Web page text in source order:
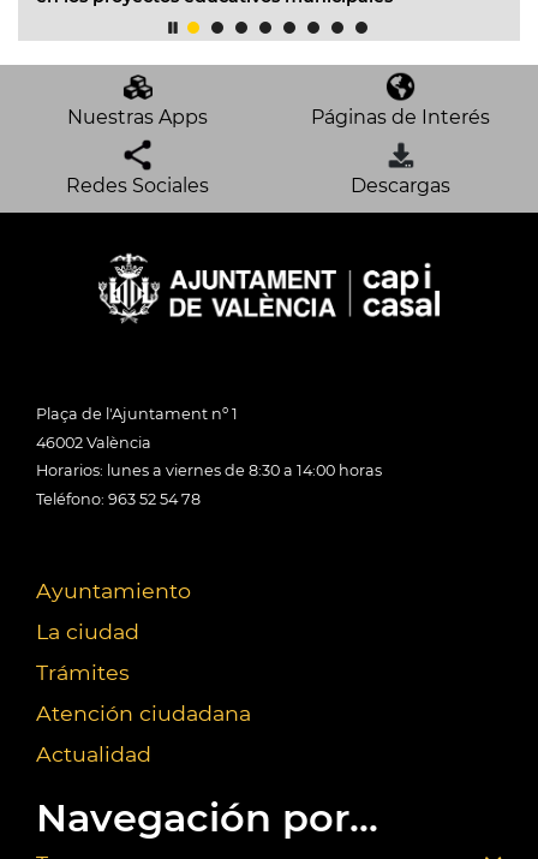
Nuestras Apps Páginas de Interés
Redes Sociales Descargas
Plaça de l'Ajuntament nº 1
46002 València
Horarios: lunes a viernes de 8:30 a 14:00 horas
Teléfono: 963 52 54 78
Ayuntamiento
La ciudad
Trámites
Atención ciudadana
Actualidad
Navegación por...